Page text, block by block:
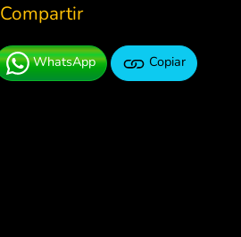
Compartir
WhatsApp Copiar